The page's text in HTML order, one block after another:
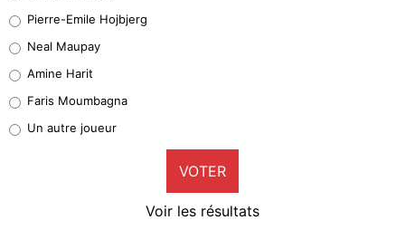
5%
1%
9%
Pierre-Emile Hojbjerg
Neal Maupay
Amine Harit
Faris Moumbagna
Un autre joueur
VOTER
Voir les résultats